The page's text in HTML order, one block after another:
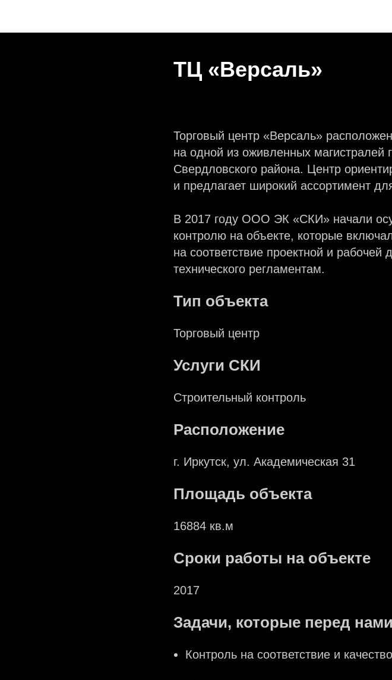
ТЦ «Версаль»
Торговый центр «Версаль»
на одной из оживленных
Свердловского района. Центр
и предлагает широкий ассортимент
В 2017 году ООО ЭК «СКИ» начали
контролю на объекте, которые
на соответствие проектной и
технического регламентам.
Тип объекта
Торговый центр
Услуги СКИ
Строительный контроль
Расположение
г. Иркутск, ул. Академическая 31
Площадь объекта
16884 кв.м
Сроки работы на объекте
2017
Задачи, которые перед
Контроль на соответствие и